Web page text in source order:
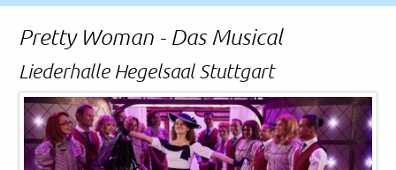
Pretty Woman - Das Musical
Liederhalle Hegelsaal Stuttgart
Reiseversicherung